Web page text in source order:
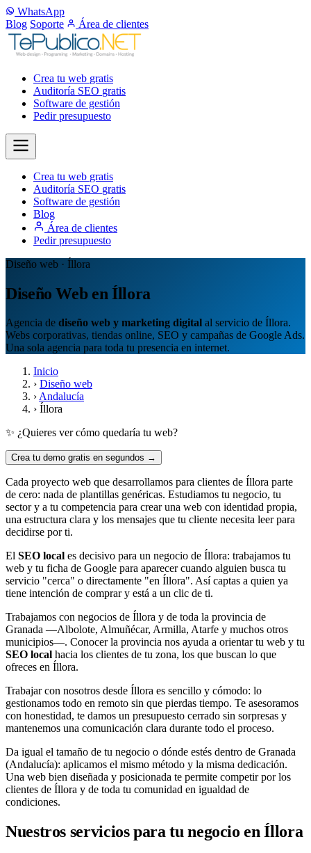
WhatsApp
Blog Soporte Área de clientes
Crea tu web gratis
Auditoría SEO gratis
Software de gestión
Pedir presupuesto
Crea tu web gratis
Auditoría SEO gratis
Software de gestión
Blog
Área de clientes
Pedir presupuesto
Diseño web · Íllora
Diseño Web en Íllora
Agencia de diseño web y marketing digital al servicio de Íllora.
Webs corporativas, tiendas online, SEO y campañas de Google Ads.
Una sola agencia para toda tu presencia en internet.
Inicio
› Diseño web
› Andalucía
› Íllora
✨ ¿Quieres ver cómo quedaría tu web?
Crea tu demo gratis en segundos →
Cada proyecto web que desarrollamos para clientes de Íllora parte
de cero: nada de plantillas genéricas. Estudiamos tu negocio, tu
sector y a tu competencia para crear una web con identidad propia,
una estructura clara y los mensajes que tu cliente necesita leer para
decidirse por ti.
El SEO local es decisivo para un negocio de Íllora: trabajamos tu
web y tu ficha de Google para aparecer cuando alguien busca tu
servicio "cerca" o directamente "en Íllora". Así captas a quien ya
tiene intención de comprar y está a un clic de ti.
Trabajamos con negocios de Íllora y de toda la provincia de
Granada —Albolote, Almuñécar, Armilla, Atarfe y muchos otros
municipios—. Conocer la provincia nos ayuda a orientar tu web y tu
SEO local hacia los clientes de tu zona, los que buscan lo que
ofreces en Íllora.
Trabajar con nosotros desde Íllora es sencillo y cómodo: lo
gestionamos todo en remoto sin que pierdas tiempo. Te asesoramos
con honestidad, te damos un presupuesto cerrado sin sorpresas y
mantenemos una comunicación clara durante todo el proceso.
Da igual el tamaño de tu negocio o dónde estés dentro de Granada
(Andalucía): aplicamos el mismo método y la misma dedicación.
Una web bien diseñada y posicionada te permite competir por los
clientes de Íllora y de toda tu comunidad en igualdad de
condiciones.
Nuestros servicios para tu negocio en Íllora